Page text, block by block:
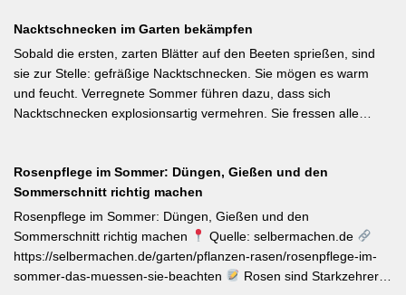
gemusterten Blüten, die ohne Ausputzen von Frühsommer bis
Herbst reich blüht und sich hervorragend für Balkonkästen und
Ampeln eignet. Die Bayerische Genusspflanze des Jahres 2026
ist die Erdbeere ‚Lilly Waldberry‘, die durch ihr intensiv
waldbeererinnerndes Aroma überzeugt und ab Juni durchgehend
bayerische Gärtnereien erhältlich. Wer auf regional empfohlene
Pflanzen setzen möchte, liegt mit diesen beiden Sorten für Balkon
und Nutzgarten genau richtig.
Nacktschnecken im Garten bekämpfen
Sobald die ersten, zarten Blätter auf den Beeten sprießen, sind
sie zur Stelle: gefräßige Nacktschnecken. Sie mögen es warm
und feucht. Verregnete Sommer führen dazu, dass sich
Nacktschnecken explosionsartig vermehren. Sie fressen alle
hier. Weiterlesen bei MDR-Garten
Rosenpflege im Sommer: Düngen, Gießen und den
Sommerschnitt richtig machen
Rosenpflege im Sommer: Düngen, Gießen und den
Sommerschnitt richtig machen
Quelle: selbermachen.de
https://selbermachen.de/garten/pflanzen-rasen/rosenpflege-im-
sommer-das-muessen-sie-beachten
Rosen sind Starkzehrer –